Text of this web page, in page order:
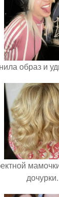
образ и
дочурки.